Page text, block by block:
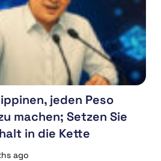
jeden Peso
machen; Setzen Sie
in die Kette
ago